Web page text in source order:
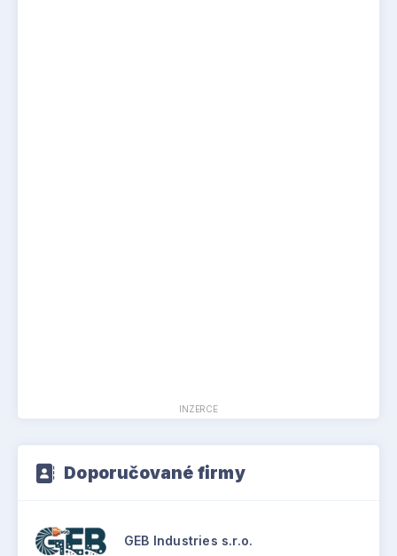
INZERCE
Doporučované firmy
GEB Industries s.r.o.